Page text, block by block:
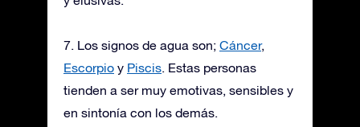
7. Los signos de agua son; Cáncer,
Escorpio y Piscis. Estas personas
tienden a ser muy emotivas, sensibles y
en sintonía con los demás.